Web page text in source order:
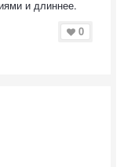
и длиннее.
0